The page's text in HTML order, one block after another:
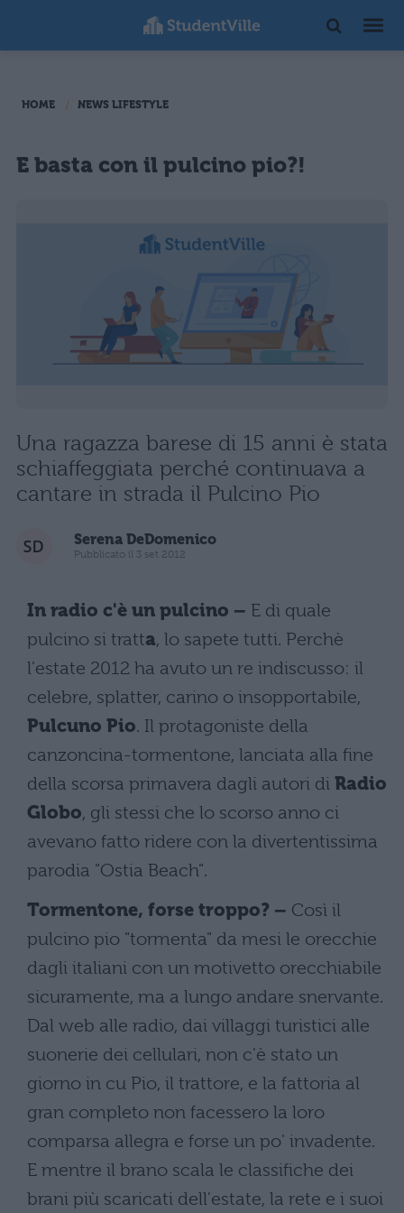
HOME NEWS LIFESTYLE
E basta con il pulcino pio?!
Una ragazza barese di 15 anni è stata
schiaffeggiata perché continuava a
cantare in strada il Pulcino Pio
Serena DeDomenico
Pubblicato il 3 set 2012
In radio c'è un pulcino – E di quale
pulcino si tratta, lo sapete tutti. Perchè
l'estate 2012 ha avuto un re indiscusso: il
celebre, splatter, carino o insopportabile,
Pulcuno Pio. Il protagoniste della
canzoncina-tormentone, lanciata alla fine
della scorsa primavera dagli autori di Radio
Globo, gli stessi che lo scorso anno ci
avevano fatto ridere con la divertentissima
parodia "Ostia Beach".
Tormentone, forse troppo? – Così il
pulcino pio "tormenta" da mesi le orecchie
dagli italiani con un motivetto orecchiabile
sicuramente, ma a lungo andare snervante.
Dal web alle radio, dai villaggi turistici alle
suonerie dei cellulari, non c'è stato un
giorno in cu Pio, il trattore, e la fattoria al
gran completo non facessero la loro
comparsa allegra e forse un po' invadente.
E mentre il brano scala le classifiche dei
brani più scaricati dell'estate, la rete e i suoi